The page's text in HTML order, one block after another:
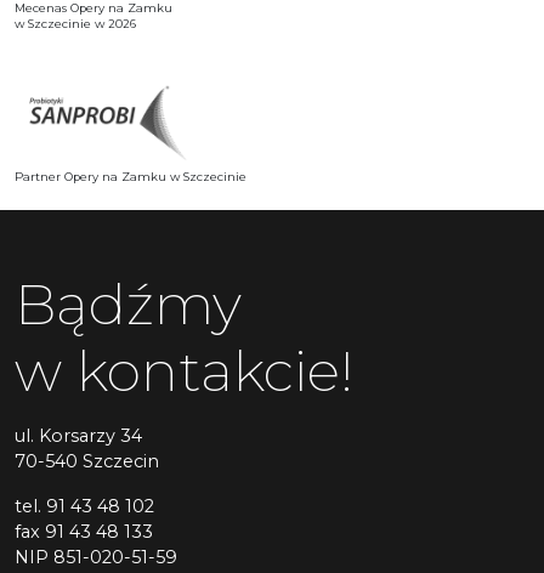
Mecenas Opery na Zamku
w Szczecinie w 2026
Partner Opery na Zamku w Szczecinie
Bądźmy
w kontakcie!
ul. Korsarzy 34
70-540 Szczecin
tel. 91 43 48 102
fax 91 43 48 133
NIP 851-020-51-59